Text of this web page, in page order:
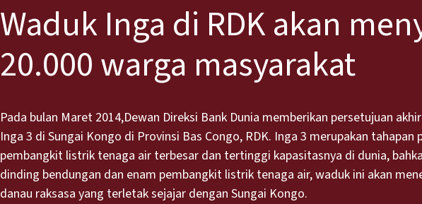
Waduk Inga di RDK akan
20.000 warga masyarakat
Pada bulan Maret 2014,Dewan Direksi Bank Dunia memberikan persetujuan
Inga 3 di Sungai Kongo di Provinsi Bas Congo, RDK. Inga 3 merupakan
pembangkit listrik tenaga air terbesar dan tertinggi kapasitasnya di dunia,
dinding bendungan dan enam pembangkit listrik tenaga air, waduk ini akan
danau raksasa yang terletak sejajar dengan Sungai Kongo.